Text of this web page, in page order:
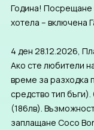
Година! Посрещане
хотела – включена
4 ден 28.12.2026,
Ако сте любители
време за разходка
средство тип
(186лв).
заплащане Coco